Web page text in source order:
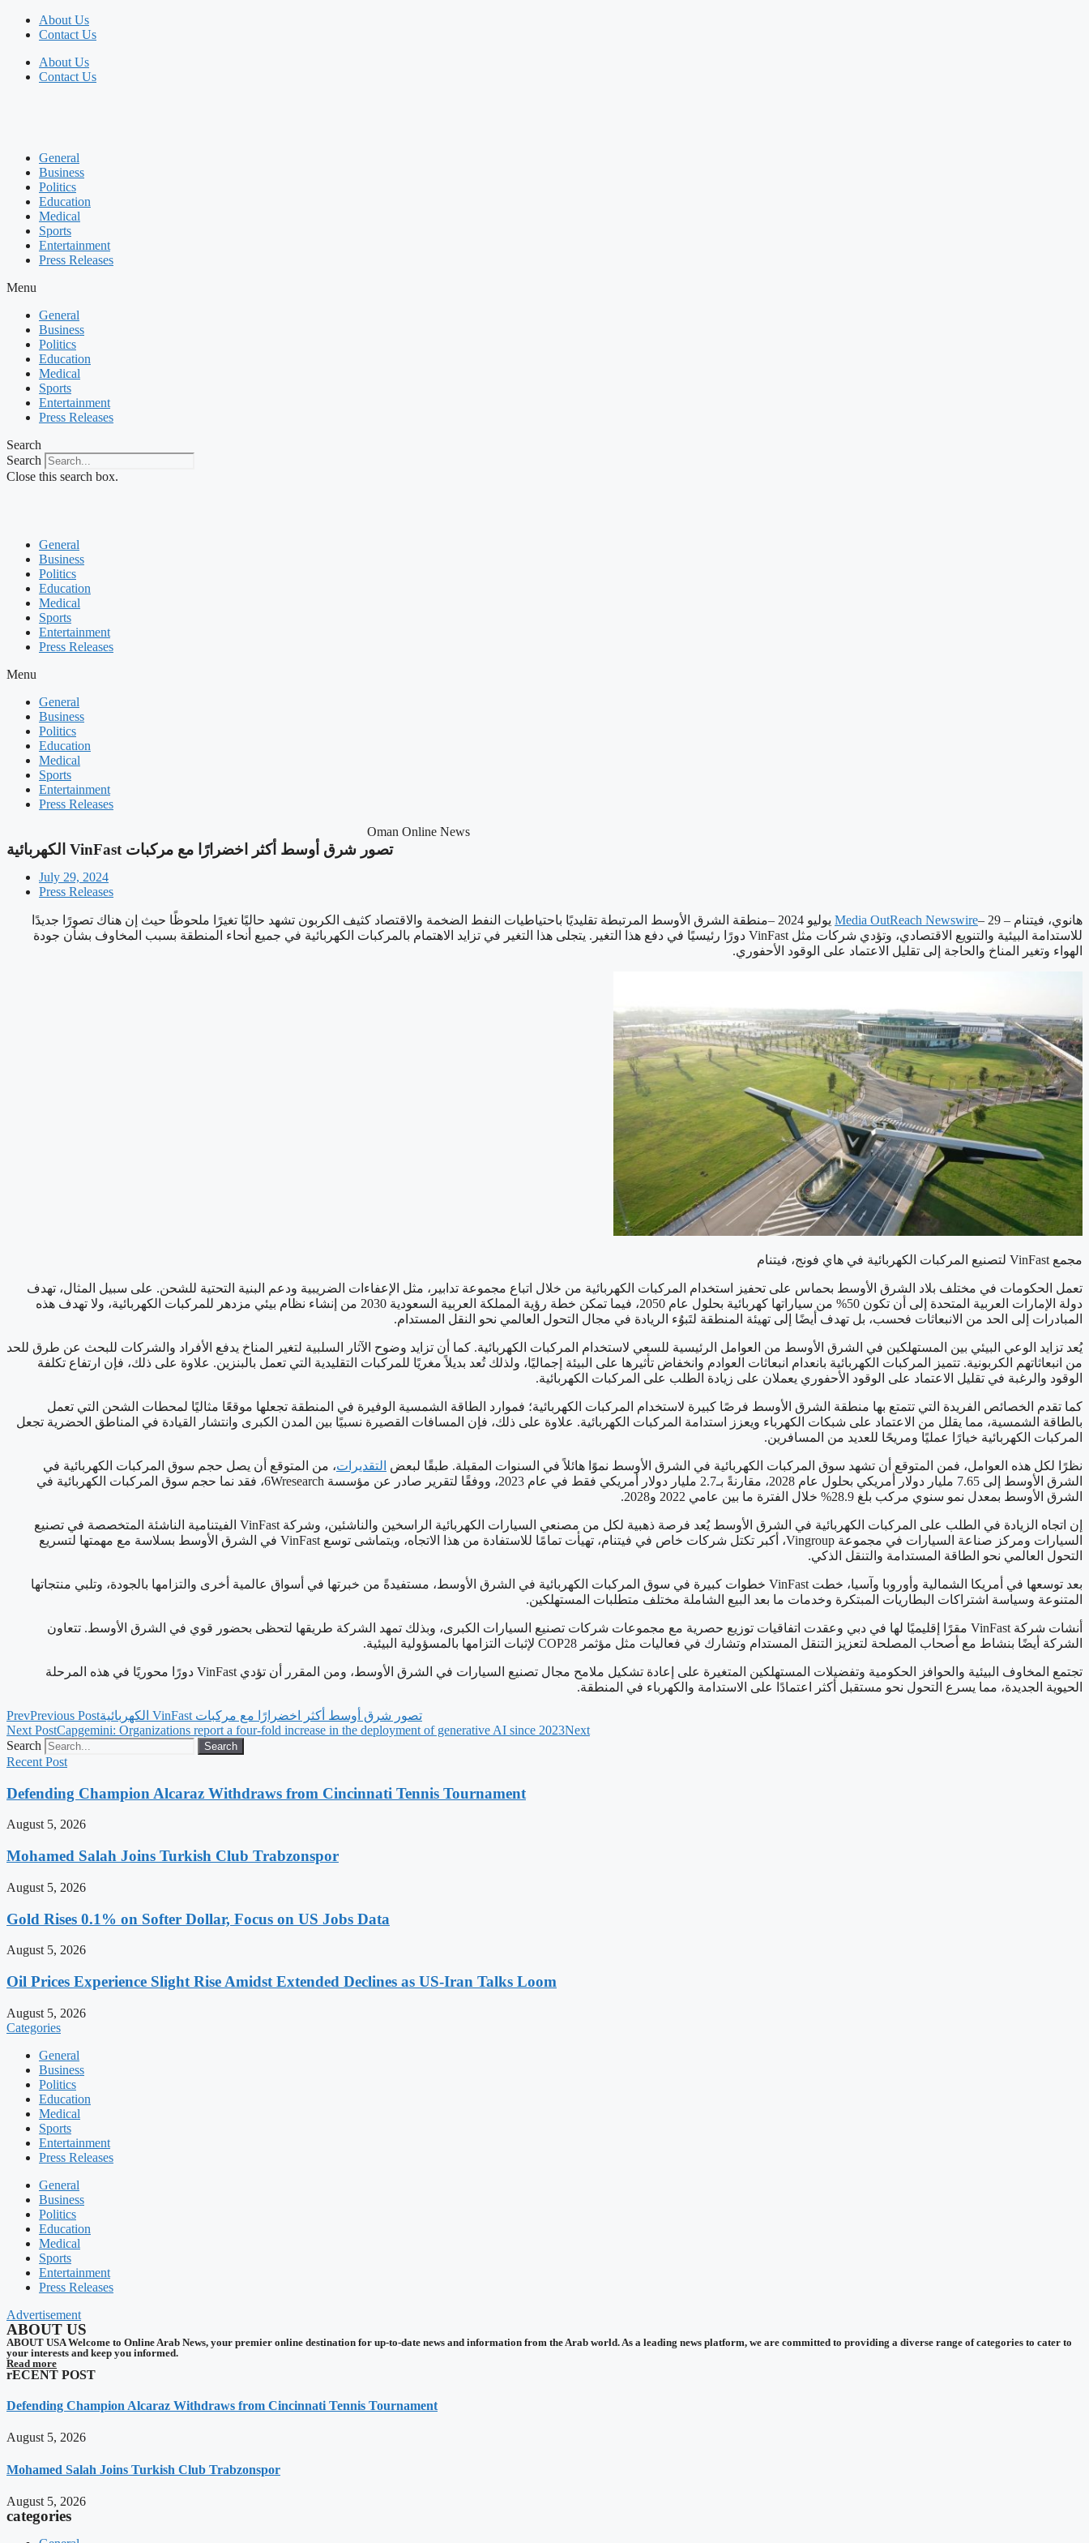
Skip
About Us
Contact Us
About Us
Contact Us
General
Business
Politics
Education
Medical
Sports
Entertainment
Press Releases
Menu
General
Business
Politics
Education
Medical
Sports
Entertainment
Press Releases
Search
Search
Close this search box.
General
Business
Politics
Education
Medical
Sports
Entertainment
Press Releases
Menu
General
Business
Politics
Education
Medical
Sports
Entertainment
Press Releases
Oman Online News
‫تصور شرق أوسط أكثر اخضرارًا مع مركبات VinFast الكهربائية
July 29, 2024
Press Releases
هانوي، فيتنام – Media OutReach Newswire
– 29 يوليو 2024 –منطقة الشرق الأوسط المرتبطة تقليديًا باحتياطيات النفط الضخمة والاقتصاد كثيف الكربون تشهد حاليًا تغيرًا ملحوظًا حيث إن هناك تصورًا جديدًا
للاستدامة البيئية والتنويع الاقتصادي، وتؤدي شركات مثل VinFast دورًا رئيسيًا في دفع هذا التغير. يتجلى هذا التغير في تزايد الاهتمام بالمركبات الكهربائية في جميع أنحاء المنطقة بسبب المخاوف بشأن جودة
الهواء وتغير المناخ والحاجة إلى تقليل الاعتماد على الوقود الأحفوري.
مجمع VinFast لتصنيع المركبات الكهربائية في هاي فونج، فيتنام
تعمل الحكومات في مختلف بلاد الشرق الأوسط بحماس على تحفيز استخدام المركبات الكهربائية من خلال اتباع مجموعة تدابير، مثل الإعفاءات الضريبية ودعم البنية التحتية للشحن. على سبيل المثال، تهدف
دولة الإمارات العربية المتحدة إلى أن تكون 50% من سياراتها كهربائية بحلول عام 2050، فيما تمكن خطة رؤية المملكة العربية السعودية 2030 من إنشاء نظام بيئي مزدهر للمركبات الكهربائية، ولا تهدف هذه
المبادرات إلى الحد من الانبعاثات فحسب، بل تهدف أيضًا إلى تهيئة المنطقة لتَبوُء الريادة في مجال التحول العالمي نحو النقل المستدام.
يُعد تزايد الوعي البيئي بين المستهلكين في الشرق الأوسط من العوامل الرئيسية للسعي لاستخدام المركبات الكهربائية. كما أن تزايد وضوح الآثار السلبية لتغير المناخ يدفع الأفراد والشركات للبحث عن طرق للحد
من انبعاثاتهم الكربونية. تتميز المركبات الكهربائية بانعدام انبعاثات العوادم وانخفاض تأثيرها على البيئة إجماليًا، ولذلك تُعد بديلاً مغريًا للمركبات التقليدية التي تعمل بالبنزين. علاوة على ذلك، فإن ارتفاع تكلفة
الوقود والرغبة في تقليل الاعتماد على الوقود الأحفوري يعملان على زيادة الطلب على المركبات الكهربائية.
كما تقدم الخصائص الفريدة التي تتمتع بها منطقة الشرق الأوسط فرصًا كبيرة لاستخدام المركبات الكهربائية؛ فموارد الطاقة الشمسية الوفيرة في المنطقة تجعلها موقعًا مثاليًا لمحطات الشحن التي تعمل
بالطاقة الشمسية، مما يقلل من الاعتماد على شبكات الكهرباء ويعزز استدامة المركبات الكهربائية. علاوة على ذلك، فإن المسافات القصيرة نسبيًا بين المدن الكبرى وانتشار القيادة في المناطق الحضرية تجعل
المركبات الكهربائية خيارًا عمليًا ومريحًا للعديد من المسافرين.
نظرًا لكل هذه العوامل، فمن المتوقع أن تشهد سوق المركبات الكهربائية في الشرق الأوسط نموًا هائلاً في السنوات المقبلة. طبقًا لبعض التقديرات، من المتوقع أن يصل حجم سوق المركبات الكهربائية في
الشرق الأوسط إلى 7.65 مليار دولار أمريكي بحلول عام 2028، مقارنةً بـ2.7 مليار دولار أمريكي فقط في عام 2023، ووفقًا لتقرير صادر عن مؤسسة 6Wresearch، فقد نما حجم سوق المركبات الكهربائية في
الشرق الأوسط بمعدل نمو سنوي مركب بلغ 28.9% خلال الفترة ما بين عامي 2022 و2028.
إن اتجاه الزيادة في الطلب على المركبات الكهربائية في الشرق الأوسط يُعد فرصة ذهبية لكل من مصنعي السيارات الكهربائية الراسخين والناشئين، وشركة VinFast الفيتنامية الناشئة المتخصصة في تصنيع
السيارات ومركز صناعة السيارات في مجموعة Vingroup، أكبر تكتل شركات خاص في فيتنام، تهيأت تمامًا للاستفادة من هذا الاتجاه، ويتماشى توسع VinFast في الشرق الأوسط بسلاسة مع مهمتها لتسريع
التحول العالمي نحو الطاقة المستدامة والتنقل الذكي.
بعد توسعها في أمريكا الشمالية وأوروبا وآسيا، خطت VinFast خطوات كبيرة في سوق المركبات الكهربائية في الشرق الأوسط، مستفيدةً من خبرتها في أسواق عالمية أخرى والتزامها بالجودة، وتلبي منتجاتها
المتنوعة وسياسة اشتراكات البطاريات المبتكرة وخدمات ما بعد البيع الشاملة مختلف متطلبات المستهلكين.
أنشات شركة VinFast مقرًا إقليميًا لها في دبي وعقدت اتفاقيات توزيع حصرية مع مجموعات شركات تصنيع السيارات الكبرى، وبذلك تمهد الشركة طريقها لتحظى بحضور قوي في الشرق الأوسط. تتعاون
الشركة أيضًا بنشاط مع أصحاب المصلحة لتعزيز التنقل المستدام وتشارك في فعاليات مثل مؤثمر COP28 لإثبات التزامها بالمسؤولية البيئية.
تجتمع المخاوف البيئية والحوافز الحكومية وتفضيلات المستهلكين المتغيرة على إعادة تشكيل ملامح مجال تصنيع السيارات في الشرق الأوسط، ومن المقرر أن تؤدي VinFast دورًا محوريًا في هذه المرحلة
الحيوية الجديدة، مما يسرع التحول نحو مستقبل أكثر اعتمادًا على الاستدامة والكهرباء في المنطقة.
PrevPrevious Post
‫تصور شرق أوسط أكثر اخضرارًا مع مركبات VinFast الكهربائية
Next PostCapgemini: Organizations report a four-fold increase in the deployment of generative AI since 2023Next
Search
Search
Recent Post
Defending Champion Alcaraz Withdraws from Cincinnati Tennis Tournament
August 5, 2026
Mohamed Salah Joins Turkish Club Trabzonspor
August 5, 2026
Gold Rises 0.1% on Softer Dollar, Focus on US Jobs Data
August 5, 2026
Oil Prices Experience Slight Rise Amidst Extended Declines as US-Iran Talks Loom
August 5, 2026
Categories
General
Business
Politics
Education
Medical
Sports
Entertainment
Press Releases
General
Business
Politics
Education
Medical
Sports
Entertainment
Press Releases
Advertisement
ABOUT US
ABOUT USA Welcome to Online Arab News, your premier online destination for up-to-date news and information from the Arab world. As a leading news platform, we are committed to providing a diverse range of categories to cater to
your interests and keep you informed.
Read more
rECENT POST
Defending Champion Alcaraz Withdraws from Cincinnati Tennis Tournament
August 5, 2026
Mohamed Salah Joins Turkish Club Trabzonspor
August 5, 2026
categories